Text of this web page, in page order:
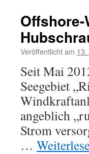
mit
Energie“
Veröffentlicht am
Seit Mai
Seegebiet
angeblich
Strom
…